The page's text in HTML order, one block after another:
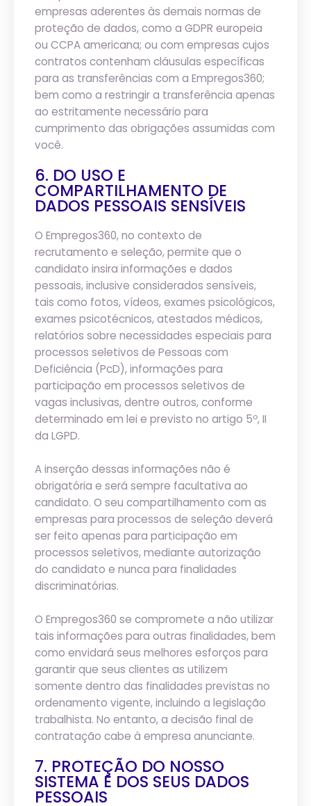
empresas aderentes às demais normas de
proteção de dados, como a GDPR europeia
ou CCPA americana; ou com empresas cujos
contratos contenham cláusulas específicas
para as transferências com a Empregos360;
bem como a restringir a transferência apenas
ao estritamente necessário para
cumprimento das obrigações assumidas com
você.
6. DO USO E
COMPARTILHAMENTO DE
DADOS PESSOAIS SENSÍVEIS
O Empregos360, no contexto de
recrutamento e seleção, permite que o
candidato insira informações e dados
pessoais, inclusive considerados sensíveis,
tais como fotos, vídeos, exames psicológicos,
exames psicotécnicos, atestados médicos,
relatórios sobre necessidades especiais para
processos seletivos de Pessoas com
Deficiência (PcD), informações para
participação em processos seletivos de
vagas inclusivas, dentre outros, conforme
determinado em lei e previsto no artigo 5º, II
da LGPD.
A inserção dessas informações não é
obrigatória e será sempre facultativa ao
candidato. O seu compartilhamento com as
empresas para processos de seleção deverá
ser feito apenas para participação em
processos seletivos, mediante autorização
do candidato e nunca para finalidades
discriminatórias.
O Empregos360 se compromete a não utilizar
tais informações para outras finalidades, bem
como envidará seus melhores esforços para
garantir que seus clientes as utilizem
somente dentro das finalidades previstas no
ordenamento vigente, incluindo a legislação
trabalhista. No entanto, a decisão final de
contratação cabe à empresa anunciante.
7. PROTEÇÃO DO NOSSO
SISTEMA E DOS SEUS DADOS
PESSOAIS